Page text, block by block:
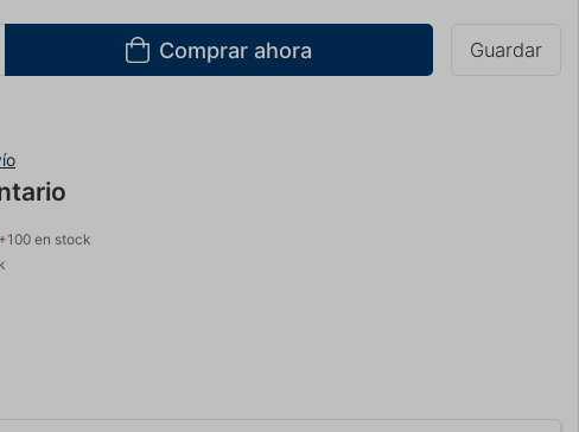
Comprar ahora Guardar
+100 en stock